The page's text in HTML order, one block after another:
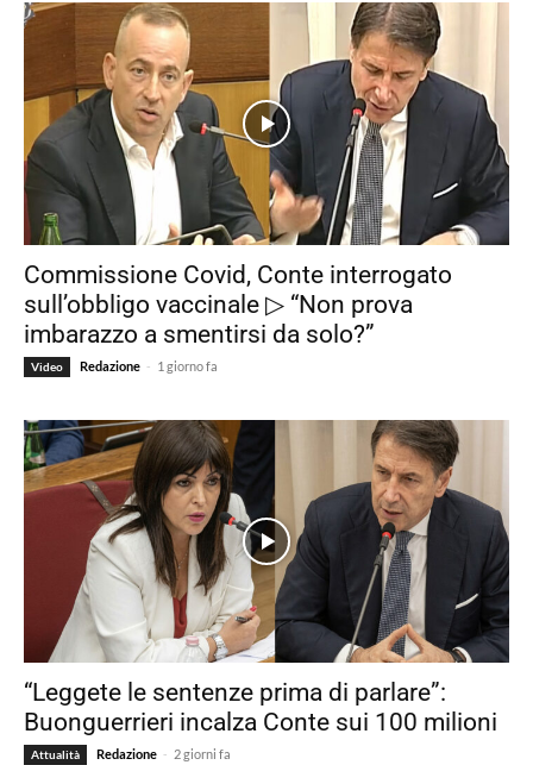
Commissione Covid, Conte interrogato
sull’obbligo vaccinale ▷ “Non prova
imbarazzo a smentirsi da solo?”
Video Redazione - 1 giorno fa
“Leggete le sentenze prima di parlare”:
Buonguerrieri incalza Conte sui 100 milioni
Attualità Redazione - 2 giorni fa